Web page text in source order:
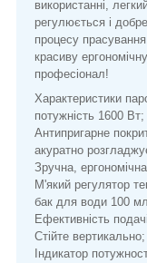
використанні,
регулюється і
процесу
красиву
професіонал!
Характеристики
потужність 1600 Вт;
Антипригарне
акуратно
Зручна,
М'який регулятор
бак для води 100
Ефективність
Стійте вертикально;
Індикатор